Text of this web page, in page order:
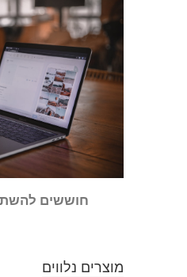
מוצרים נלווים